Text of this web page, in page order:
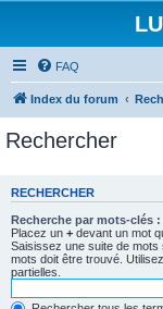
FAQ
Index du forum
Rechercher
RECHERCHER
Recherche par mots-clés :
Placez un + devant un mot
Saisissez une suite de mots
mots doit être trouvé.
partielles.